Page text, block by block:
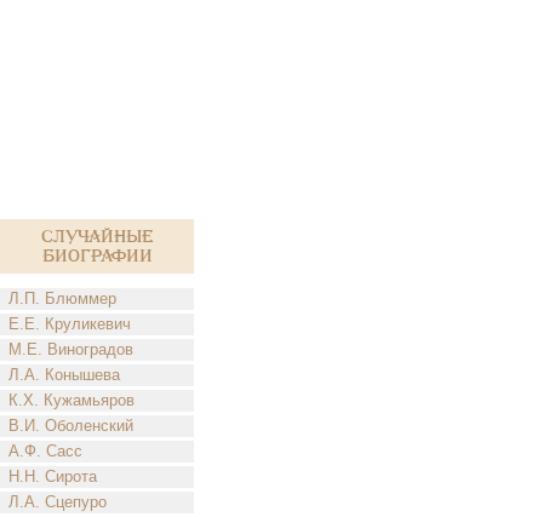
Случайные
биографии
Л.П. Блюммер
Е.Е. Круликевич
М.Е. Виноградов
Л.А. Конышева
К.Х. Кужамьяров
В.И. Оболенский
А.Ф. Сасс
Н.Н. Сирота
Л.А. Сцепуро